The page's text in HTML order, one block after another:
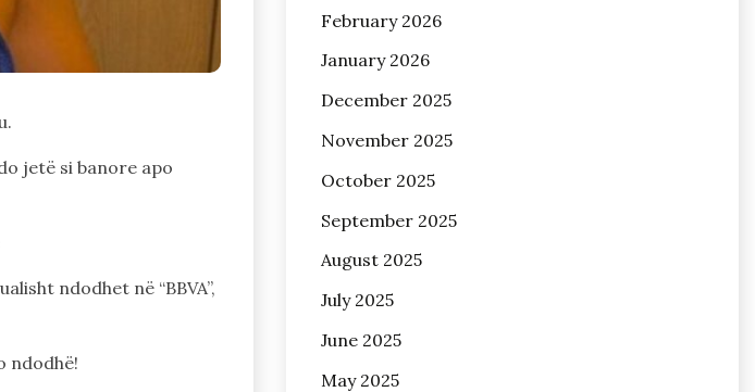
jetë si banore apo
ndodhet në “BBVA”,
ndodhë!
February 2026
January 2026
December 2025
November 2025
October 2025
September 2025
August 2025
July 2025
June 2025
May 2025